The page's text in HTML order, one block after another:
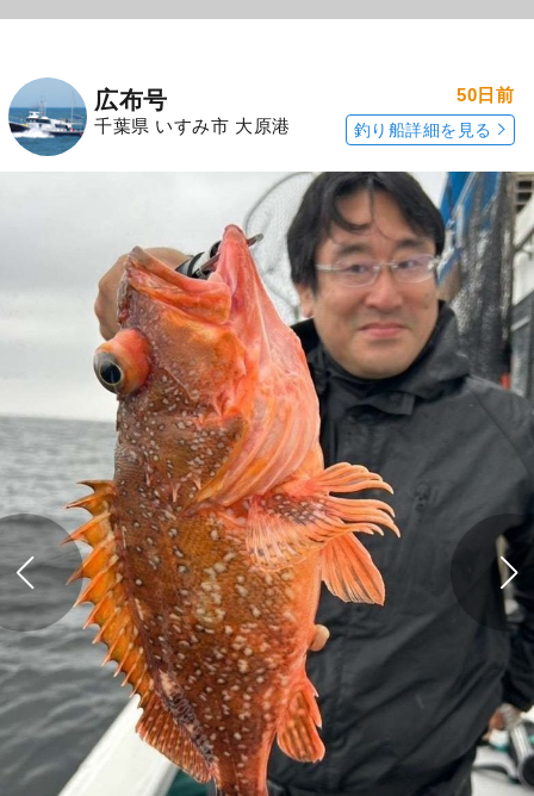
広布号
千葉県 いすみ市 大原港
50日前
釣り船詳細を見る